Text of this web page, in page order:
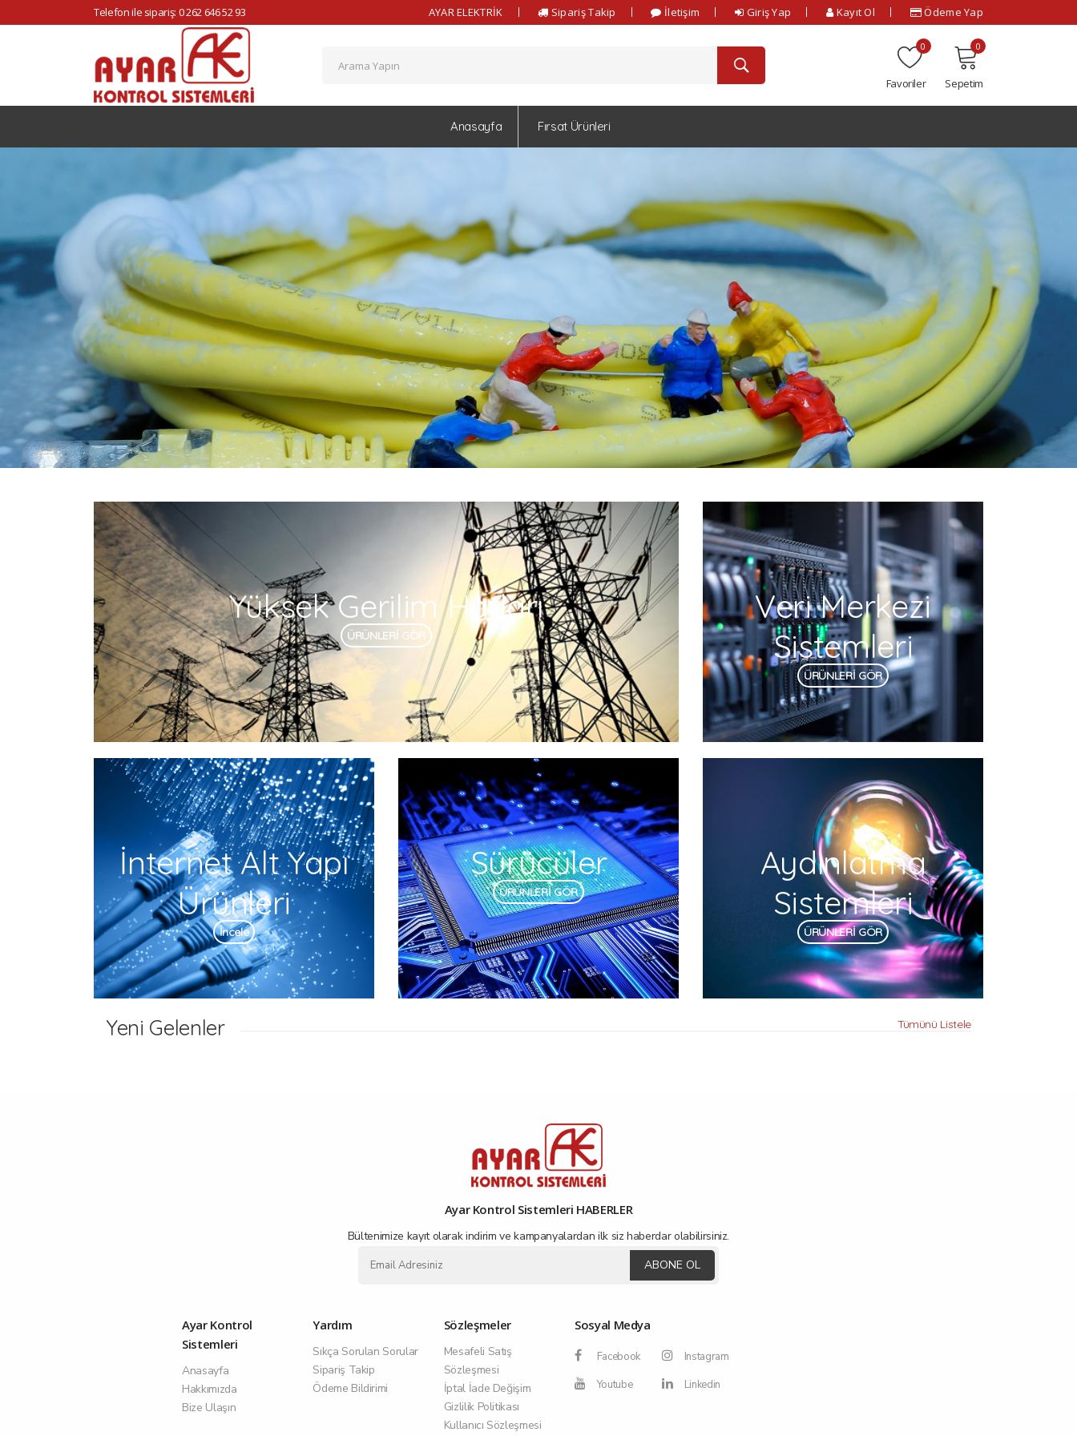
Telefon ile sipariş: 0 262 646 52 93 AYAR ELEKTRİK Sipariş Takip İletişim Giriş Yap Kayıt Ol Ödeme Yap
Favoriler
0
Sepetim
0
Anasayfa Fırsat Ürünleri
Yüksek Gerilim Hatları
ÜRÜNLERİ GÖR
Veri Merkezi
Sistemleri
ÜRÜNLERİ GÖR
İnternet Alt Yapı
Ürünleri
İncele
Sürücüler
ÜRÜNLERİ GÖR
Aydınlatma
Sistemleri
ÜRÜNLERİ GÖR
Yeni Gelenler Tümünü Listele
Ayar Kontrol Sistemleri HABERLER
Bültenimize kayıt olarak indirim ve kampanyalardan ilk siz haberdar olabilirsiniz.
ABONE OL
Ayar Kontrol
Sistemleri
Anasayfa
Hakkımızda
Bize Ulaşın
Yardım
Sıkça Sorulan Sorular
Sipariş Takip
Ödeme Bildirimi
Sözleşmeler
Mesafeli Satış
Sözleşmesi
İptal İade Değişim
Gizlilik Politikası
Kullanıcı Sözleşmesi
Sosyal Medya
Facebook
Instagram
Youtube
Linkedin